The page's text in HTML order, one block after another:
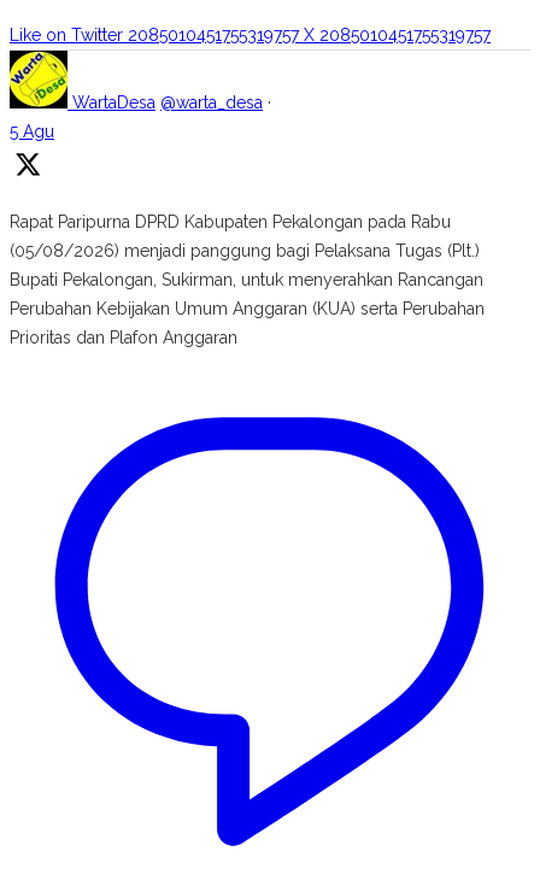
Like on Twitter 2085010451755319757 X 2085010451755319757
WartaDesa @warta_desa ·
5 Agu
Rapat Paripurna DPRD Kabupaten Pekalongan pada Rabu
(05/08/2026) menjadi panggung bagi Pelaksana Tugas (Plt.)
Bupati Pekalongan, Sukirman, untuk menyerahkan Rancangan
Perubahan Kebijakan Umum Anggaran (KUA) serta Perubahan
Prioritas dan Plafon Anggaran